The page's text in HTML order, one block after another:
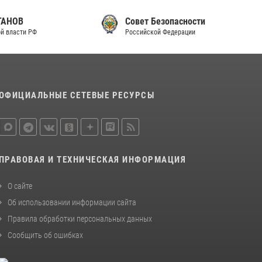
Совет Безопасности
Российской Федерации
СЕТЕВЫЕ РЕСУРСЫ
ПРАВОВАЯ И ТЕХНИЧЕСКАЯ ИНФОРМАЦИЯ
О сайте
Об использовании информации сайта
Правила обработки персональных данных
Сообщить об ошибках